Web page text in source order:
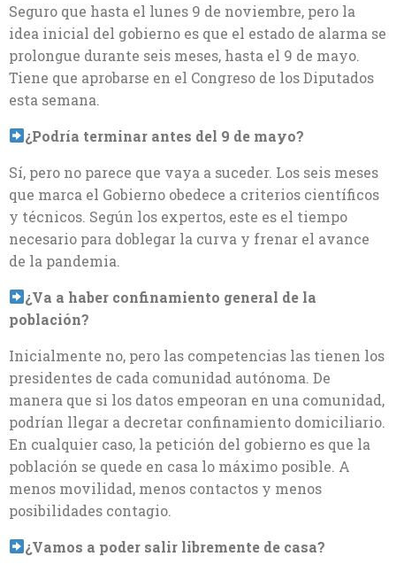
Seguro que hasta el lunes 9 de noviembre, pero la
idea inicial del gobierno es que el estado de alarma se
prolongue durante seis meses, hasta el 9 de mayo.
Tiene que aprobarse en el Congreso de los Diputados
esta semana.
¿Podría terminar antes del 9 de mayo?
Sí, pero no parece que vaya a suceder. Los seis meses
que marca el Gobierno obedece a criterios científicos
y técnicos. Según los expertos, este es el tiempo
necesario para doblegar la curva y frenar el avance
de la pandemia.
¿Va a haber confinamiento general de la
población?
Inicialmente no, pero las competencias las tienen los
presidentes de cada comunidad autónoma. De
manera que si los datos empeoran en una comunidad,
podrían llegar a decretar confinamiento domiciliario.
En cualquier caso, la petición del gobierno es que la
población se quede en casa lo máximo posible. A
menos movilidad, menos contactos y menos
posibilidades contagio.
¿Vamos a poder salir libremente de casa?